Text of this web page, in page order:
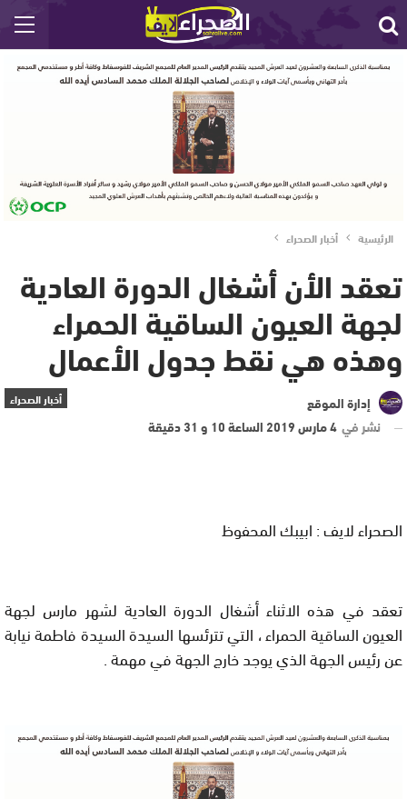
الرئيسية أخبار الصحراء
تعقد الأن أشغال الدورة العادية
لجهة العيون الساقية الحمراء
وهذه هي نقط جدول الأعمال
أخبار الصحراء
إدارة الموقع
نشر في4 مارس 2019 الساعة 10 و 31 دقيقة
الصحراء لايف : ابيبك المحفوظ
تعقد في هذه الاثناء أشغال الدورة العادية لشهر مارس لجهة
العيون الساقية الحمراء ، التي تترئسها السيدة السيدة فاطمة نيابة
عن رئيس الجهة الذي يوجد خارج الجهة في مهمة .